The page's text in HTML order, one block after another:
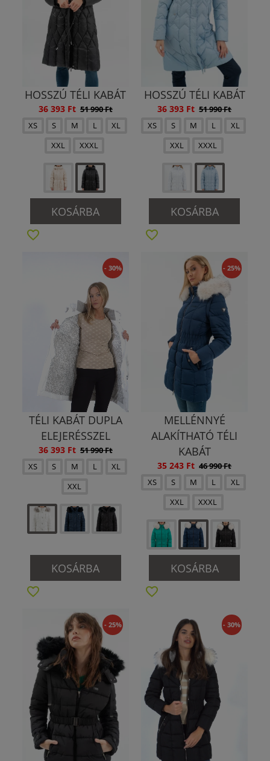
HOSSZÚ TÉLI KABÁT
36 393 Ft 51 990 Ft
XS
S M L
XL
XXL
XXXL
KOSÁRBA
HOSSZÚ TÉLI KABÁT
36 393 Ft 51 990 Ft
XS
S M L
XL
XXL
XXXL
KOSÁRBA
- 30%
TÉLI KABÁT DUPLA
ELEJERÉSSZEL
36 393 Ft 51 990 Ft
XS
S M L
XL
XXL
KOSÁRBA
- 25%
MELLÉNNYÉ
ALAKÍTHATÓ TÉLI
KABÁT
35 243 Ft 46 990 Ft
XS
S M L
XL
XXL
XXXL
KOSÁRBA
- 25% - 30%